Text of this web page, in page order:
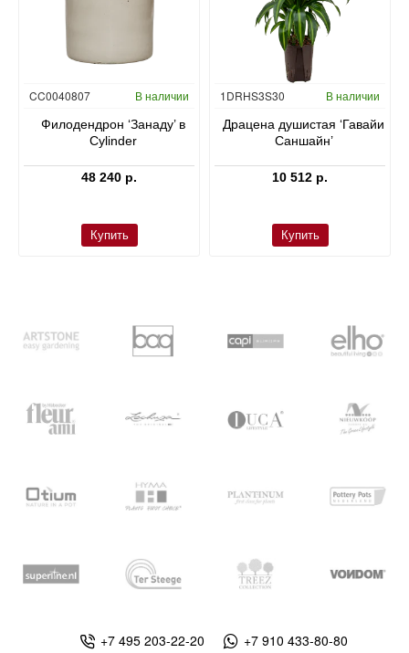
CC0040807 В наличии
Филодендрон ‘Занаду’ в
Cylinder
48 240 р.
Купить
Гидропоника
1DRHS3S30 В наличии
Драцена душистая ‘Гавайи
Саншайн’
10 512 р.
Купить
+7 495 203-22-20 +7 910 433-80-80